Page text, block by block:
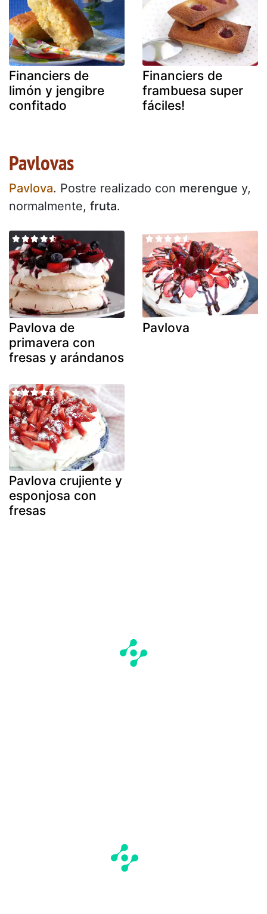
Financiers de
limón y jengibre
confitado
Financiers de
frambuesa super
fáciles!
Pavlovas
Pavlova. Postre realizado con merengue y,
normalmente, fruta.
Pavlova de
primavera con
fresas y arándanos
Pavlova
Pavlova crujiente y
esponjosa con
fresas